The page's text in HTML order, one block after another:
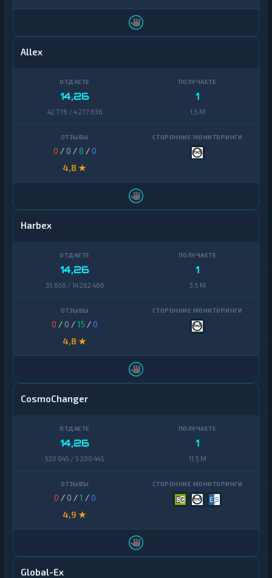
Allex
14,26
42 776 / 4 277 636
1
1,5 M
0 / 0 /8 /0
4,8 ★
Harbex
14,26
35 656 / 14 262 466
1
3,5 M
0 / 0 /15 /0
4,8 ★
CosmoChanger
14,26
520 045 / 5 200 445
1
11,5 M
0 / 0 /1 /0
4,9 ★
Global-Ex